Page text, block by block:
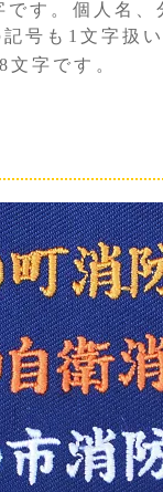
です。個人名
号も1文字扱い
文字です。